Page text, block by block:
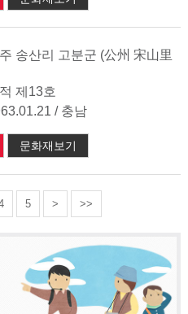
송산리 고분군 (公州 宋山里
제13호
/ 충남
문화재보기
5 > >>